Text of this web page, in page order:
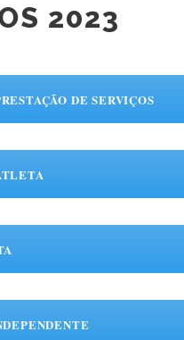
2023
DE SERVIÇOS